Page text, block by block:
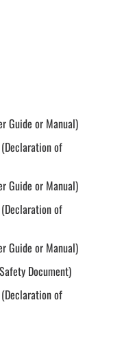
Guide or Manual)
of
Guide or Manual)
of
Guide or Manual)
Document)
of